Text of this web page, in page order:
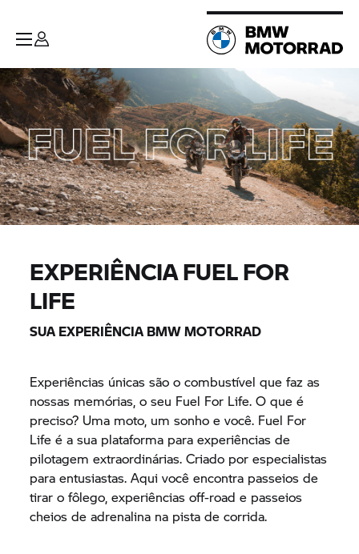
EXPERIÊNCIA FUEL FOR
LIFE
SUA EXPERIÊNCIA BMW MOTORRAD
Experiências únicas são o combustível que faz as
nossas memórias, o seu Fuel For Life. O que é
preciso? Uma moto, um sonho e você. Fuel For
Life é a sua plataforma para experiências de
pilotagem extraordinárias. Criado por especialistas
para entusiastas. Aqui você encontra passeios de
tirar o fôlego, experiências off-road e passeios
cheios de adrenalina na pista de corrida.